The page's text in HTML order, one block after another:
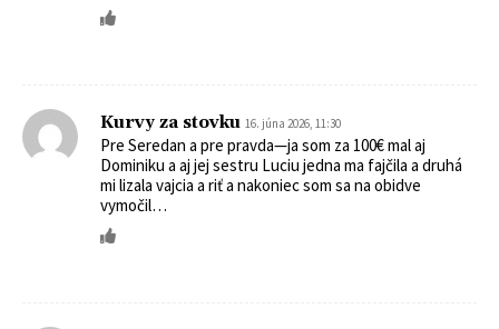
Kurvy za stovku 16. júna 2026, 11:30
Pre Seredan a pre pravda—ja som za 100€ mal aj
Dominiku a aj jej sestru Luciu jedna ma fajčila a druhá
mi lizala vajcia a riť a nakoniec som sa na obidve
vymočil…